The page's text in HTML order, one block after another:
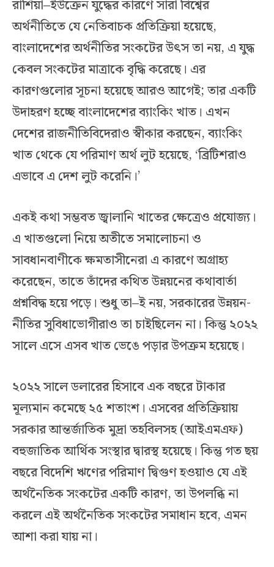
রাশিয়া–ইউক্রেন যুদ্ধের কারণে সারা বিশ্বের
অর্থনীতিতে যে নেতিবাচক প্রতিক্রিয়া হয়েছে,
বাংলাদেশের অর্থনীতির সংকটের উৎস তা নয়, এ যুদ্ধ
কেবল সংকটের মাত্রাকে বৃদ্ধি করেছে। এর
কারণগুলোর সূচনা হয়েছে আরও আগেই; তার একটি
উদাহরণ হচ্ছে বাংলাদেশের ব্যাংকিং খাত। এখন
দেশের রাজনীতিবিদেরাও স্বীকার করছেন, ব্যাংকিং
খাত থেকে যে পরিমাণ অর্থ লুট হয়েছে, ‘ব্রিটিশরাও
এভাবে এ দেশ লুট করেনি।’
একই কথা সম্ভবত জ্বালানি খাতের ক্ষেত্রেও প্রযোজ্য।
এ খাতগুলো নিয়ে অতীতে সমালোচনা ও
সাবধানবাণীকে ক্ষমতাসীনেরা এ কারণে অগ্রাহ্য
করেছেন, তাতে তাঁদের কথিত উন্নয়নের কথাবার্তা
প্রশ্নবিদ্ধ হয়ে পড়ে। শুধু তা–ই নয়, সরকারের উন্নয়ন-
নীতির সুবিধাভোগীরাও তা চাইছিলেন না। কিন্তু ২০২২
সালে এসে এসব খাত ভেঙে পড়ার উপক্রম হয়েছে।
২০২২ সালে ডলারের হিসাবে এক বছরে টাকার
মূল্যমান কমেছে ২৫ শতাংশ। এসবের প্রতিক্রিয়ায়
সরকার আন্তর্জাতিক মুদ্রা তহবিলসহ (আইএমএফ)
বহুজাতিক আর্থিক সংস্থার দ্বারস্থ হয়েছে। কিন্তু গত ছয়
বছরে বিদেশি ঋণের পরিমাণ দ্বিগুণ হওয়াও যে এই
অর্থনৈতিক সংকটের একটি কারণ, তা উপলব্ধি না
করলে এই অর্থনৈতিক সংকটের সমাধান হবে, এমন
আশা করা যায় না।